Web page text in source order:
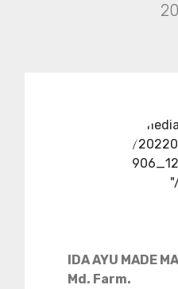
../
/
IDA AYU MADE
Md. Farm.